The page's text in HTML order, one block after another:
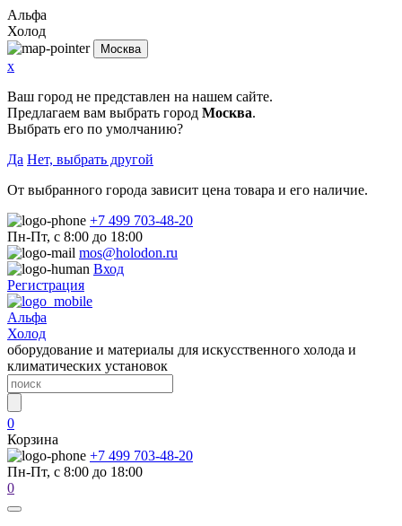
Альфа
Холод
Москва
x
Ваш город не представлен на нашем сайте.
Предлагаем вам выбрать город Москва.
Выбрать его по умолчанию?
Да Нет, выбрать другой
От выбранного города зависит цена товара и его наличие.
+7 499 703-48-20
Пн-Пт, с 8:00 до 18:00
mos@holodon.ru
Вход
Регистрация
Альфа
Холод
оборудование и материалы для искусственного холода и
климатических установок
0
Корзина
+7 499 703-48-20
Пн-Пт, с 8:00 до 18:00
0